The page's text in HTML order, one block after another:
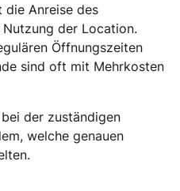
die Anreise des
der Location.
Öffnungszeiten
sind oft mit Mehrkosten
der zuständigen
welche genauen